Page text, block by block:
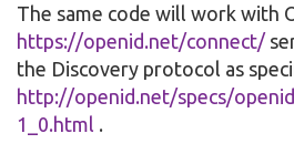
The same code will work with
https://openid.net/connect/
the Discovery protocol as
http://openid.net/specs/
1_0.html .